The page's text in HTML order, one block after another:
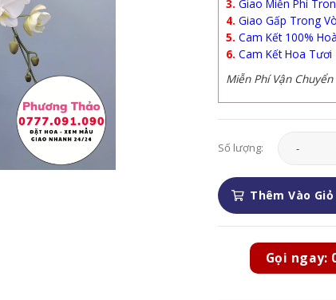
3. Giao Miễn Phí
4. Giao Gấp Trong
5. Cam Kết 100%
6. Cam Kết Hoa
Miễn Phí Vận
Số lượng:
Lan Hồ
Thêm Vào
Gọi ngay: